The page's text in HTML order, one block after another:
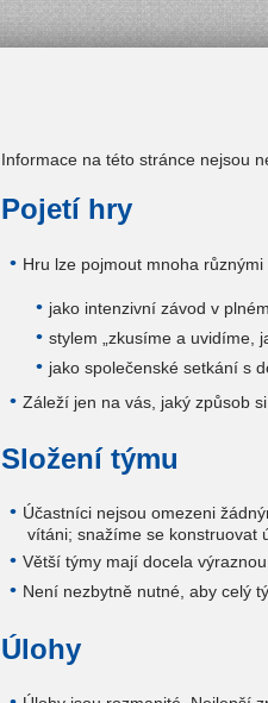
Informace na této stránce nejsou
Pojetí hry
Hru lze pojmout mnoha různými
jako intenzivní závod v
stylem „zkusíme a uvidíme,
jako společenské setkání s
Záleží jen na vás, jaký způsob
Složení týmu
Účastníci nejsou omezeni
vítáni; snažíme se konstruovat
Větší týmy mají docela
Není nezbytně nutné, aby celý
Úlohy